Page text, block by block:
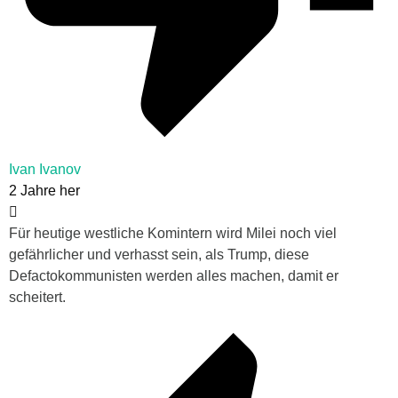
Ivan Ivanov
2 Jahre her
Für heutige westliche Komintern wird Milei noch viel
gefährlicher und verhasst sein, als Trump, diese
Defactokommunisten werden alles machen, damit er
scheitert.